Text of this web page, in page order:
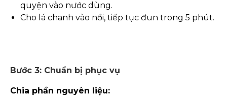
quyện vào nước dùng.
Cho lá chanh vào nồi, tiếp tục đun trong 5 phút.
Bước 3: Chuẩn bị phục vụ
Chia phần nguyên liệu: